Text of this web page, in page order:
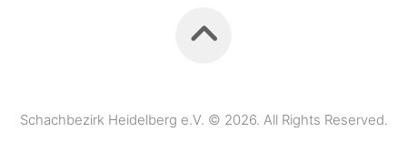
Schachbezirk Heidelberg e.V. © 2026. All Rights Reserved.